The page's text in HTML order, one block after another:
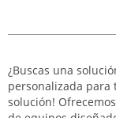
¿Buscas una
personalizada para
solución!